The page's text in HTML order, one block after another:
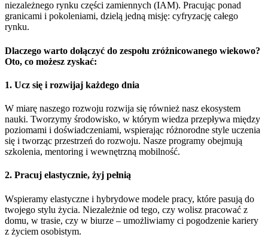
niezależnego rynku części zamiennych (IAM). Pracując ponad
granicami i pokoleniami, dzielą jedną misję: cyfryzację całego
rynku.
Dlaczego warto dołączyć do zespołu zróżnicowanego wiekowo?
Oto, co możesz zyskać:
1. Ucz się i rozwijaj każdego dnia
W miarę naszego rozwoju rozwija się również nasz ekosystem
nauki. Tworzymy środowisko, w którym wiedza przepływa między
poziomami i doświadczeniami, wspierając różnorodne style uczenia
się i tworząc przestrzeń do rozwoju. Nasze programy obejmują
szkolenia, mentoring i wewnętrzną mobilność.
2. Pracuj elastycznie, żyj pełnią
Wspieramy elastyczne i hybrydowe modele pracy, które pasują do
twojego stylu życia. Niezależnie od tego, czy wolisz pracować z
domu, w trasie, czy w biurze – umożliwiamy ci pogodzenie kariery
z życiem osobistym.